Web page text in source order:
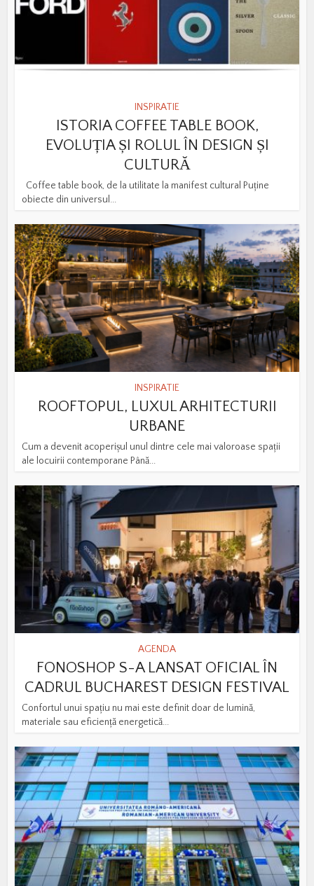
INSPIRATIE
ISTORIA COFFEE TABLE BOOK,
EVOLUȚIA ȘI ROLUL ÎN DESIGN ȘI
CULTURĂ
Coffee table book, de la utilitate la manifest cultural Puține
obiecte din universul...
INSPIRATIE
ROOFTOPUL, LUXUL ARHITECTURII
URBANE
Cum a devenit acoperișul unul dintre cele mai valoroase spații
ale locuirii contemporane Până...
AGENDA
FONOSHOP S-A LANSAT OFICIAL ÎN
CADRUL BUCHAREST DESIGN FESTIVAL
Confortul unui spațiu nu mai este definit doar de lumină,
materiale sau eficiență energetică...